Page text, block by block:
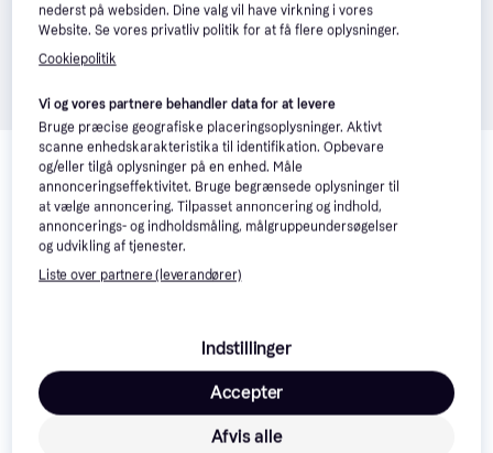
Relaterede produkter
Se vores forslag til andre produkter, der matcher dine
interesser. Vis alle
Puma Manchester City
Essentials
Halstørkløde Dame
nederst på websiden. Dine valg vil have virkning i vores
Website. Se vores privatliv politik for at få flere oplysninger.
Cookiepolitik
Vi og vores partnere behandler data for at levere
Bruge præcise geografiske placeringsoplysninger. Aktivt
scanne enhedskarakteristika til identifikation. Opbevare
og/eller tilgå oplysninger på en enhed. Måle
annonceringseffektivitet. Bruge begrænsede oplysninger til
at vælge annoncering. Tilpasset annoncering og indhold,
annoncerings- og indholdsmåling, målgruppeundersøgelser
og udvikling af tjenester.
Liste over partnere (leverandører)
Indstillinger
Afvis alle
Accepter